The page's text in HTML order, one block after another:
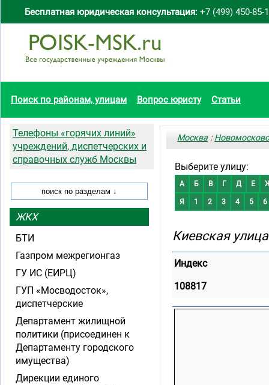
Бесплатная юридическая консультация: +7 (499) 450-85-
Поиск по районам, улицам Вопрос юристу Статьи
Москва :
Выберите улицу:
А Б В Г Д Е
Я 1 2 3 4 5 6
Киевская
Индекс
108817
Телефоны «горячих линий»
учреждений, диспетчерских и
справочных служб Москвы
ЖКХ
БТИ
Газпром межрегионгаз
ГУ ИС (ЕИРЦ)
ГУП «Мосводосток»,
диспетчерские
Департамент жилищной
политики (присоединен к
Департаменту городского
имущества)
Дирекции единого